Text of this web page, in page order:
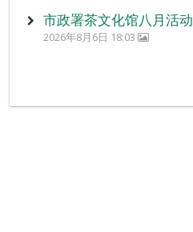
市政署茶文化馆八月活动
2026年8月6日 18:03